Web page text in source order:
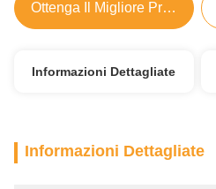
Ottenga Il Migliore Prezzo
Informazioni Dettagliate
Informazioni Dettagliate